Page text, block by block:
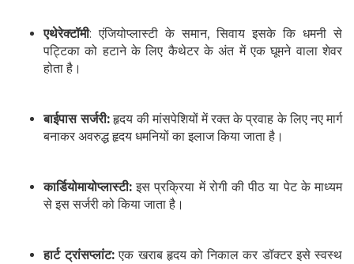
एथेरेक्टॉमी: एंजियोप्लास्टी के समान, सिवाय इसके कि धमनी से
पट्टिका को हटाने के लिए कैथेटर के अंत में एक घूमने वाला शेवर
होता है।
बाईपास सर्जरी:हृदय की मांसपेशियों में रक्त के प्रवाह के लिए नए मार्ग
बनाकर अवरुद्ध हृदय धमनियों का इलाज किया जाता है।
कार्डियोमायोप्लास्टी: इस प्रक्रिया में रोगी की पीठ या पेट के माध्यम
से इस सर्जरी को किया जाता है।
हार्ट ट्रांसप्लांट: एक खराब हृदय को निकाल कर डॉक्टर इसे स्वस्थ